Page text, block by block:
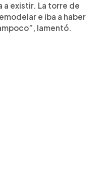
a existir. La torre de
e iba a haber
lamentó.